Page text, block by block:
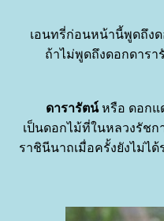
เอนทรี่ก่อนหน้านี้พูดถึงด
ถ้าไม่พูดถึงดอกดาร
ดารารัตน์หรือ ดอกแ
เป็นดอกไม้ที่ในหลวงรัชก
ราชินีนาถเมื่อครั้งยังไม่ไ